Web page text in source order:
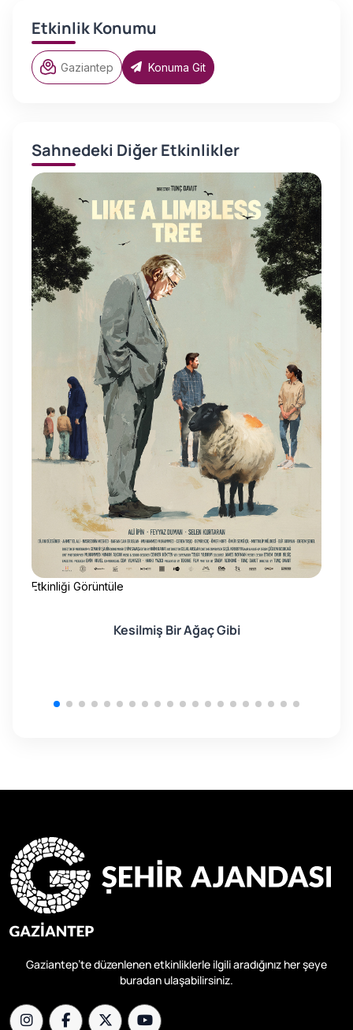
Etkinlik Konumu
Gaziantep Konuma Git
Sahnedeki Diğer Etkinlikler
Etkinliği Görüntüle
Kesilmiş Bir Ağaç Gibi
Gaziantep’te düzenlenen etkinliklerle ilgili aradığınız her şeye
buradan ulaşabilirsiniz.